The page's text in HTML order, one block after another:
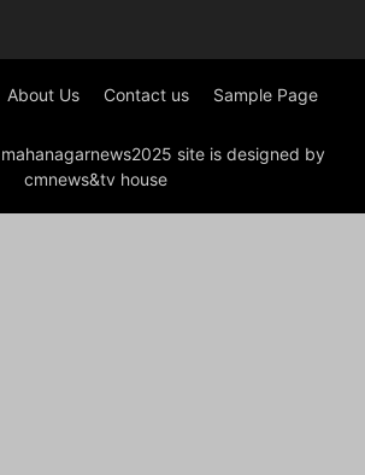
About Us Contact us Sample Page
site is designed by
cmnews&tv house